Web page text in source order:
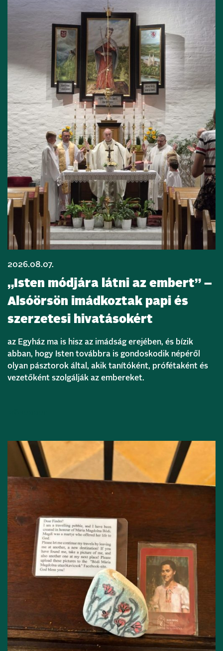
2026.08.07.
„Isten módjára látni az embert” –
Alsóörsön imádkoztak papi és
szerzetesi hivatásokért
az Egyház ma is hisz az imádság erejében, és bízik
abban, hogy Isten továbbra is gondoskodik népéről
olyan pásztorok által, akik tanítóként, prófétaként és
vezetőként szolgálják az embereket.